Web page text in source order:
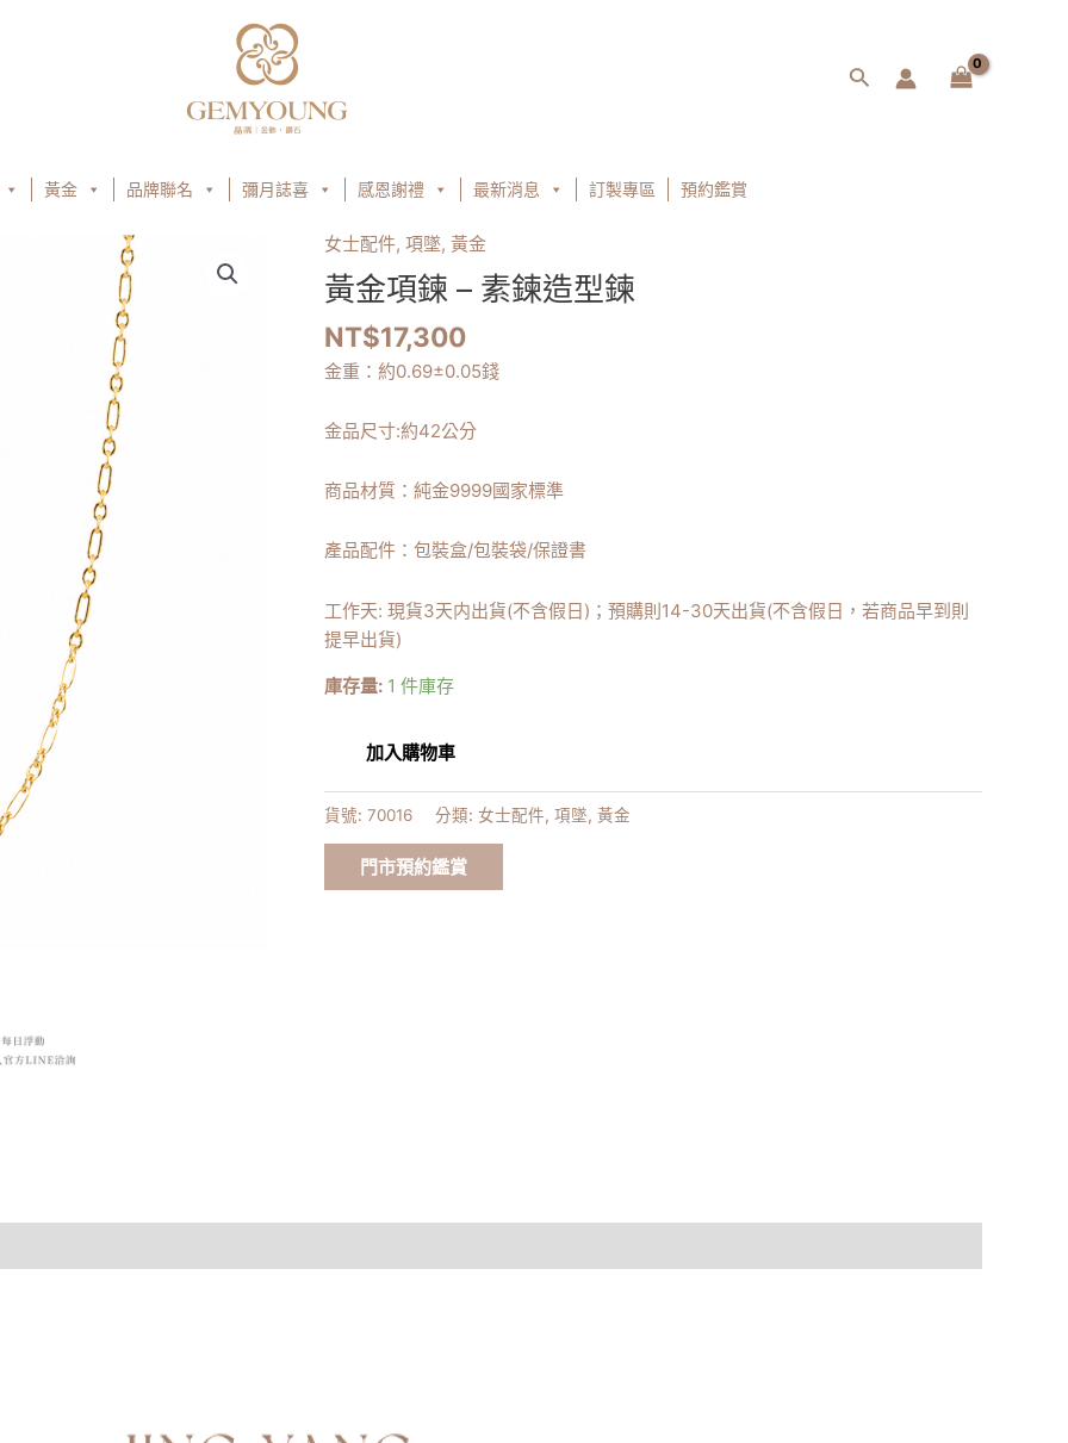
搜
黃金 品牌聯名 彌月誌喜 感恩謝禮 最新消息 訂製專區 預約鑑賞
女士配件, 項墜, 黃金
黃金項鍊 – 素鍊造型鍊
NT$17,300
金重：約0.69±0.05錢
金品尺寸:約42公分
商品材質：純金9999國家標準
產品配件：包裝盒/包裝袋/保證書
工作天: 現貨3天内出貨(不含假日)；預購則14-30天出貨(不含假日，若商品早到則
提早出貨)
庫存量: 1 件庫存
黃
金
項
鍊
–
鍊
型
鍊
量
加入購物車
貨號: 70016 分類: 女士配件, 項墜, 黃金
門市預約鑑賞